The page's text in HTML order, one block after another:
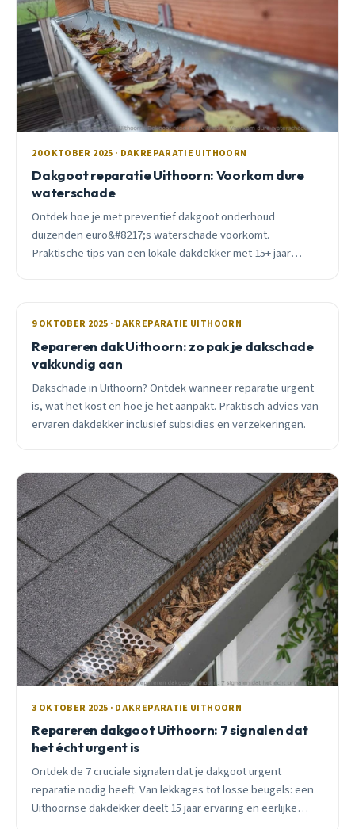
20 OKTOBER 2025 · DAKREPARATIE UITHOORN
Dakgoot reparatie Uithoorn: Voorkom dure
waterschade
Ontdek hoe je met preventief dakgoot onderhoud
duizenden euro&#8217;s waterschade voorkomt.
Praktische tips van een lokale dakdekker met 15+ jaar
9 OKTOBER 2025 · DAKREPARATIE UITHOORN
Repareren dak Uithoorn: zo pak je dakschade
vakkundig aan
Dakschade in Uithoorn? Ontdek wanneer reparatie urgent
is, wat het kost en hoe je het aanpakt. Praktisch advies van
ervaren dakdekker inclusief subsidies en verzekeringen.
3 OKTOBER 2025 · DAKREPARATIE UITHOORN
Repareren dakgoot Uithoorn: 7 signalen dat
het écht urgent is
Ontdek de 7 cruciale signalen dat je dakgoot urgent
reparatie nodig heeft. Van lekkages tot losse beugels: een
Uithoornse dakdekker deelt 15 jaar ervaring en eerlijke